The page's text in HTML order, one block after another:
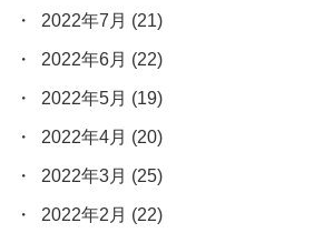
2022年7月 (21)
2022年6月 (22)
2022年5月 (19)
2022年4月 (20)
2022年3月 (25)
2022年2月 (22)